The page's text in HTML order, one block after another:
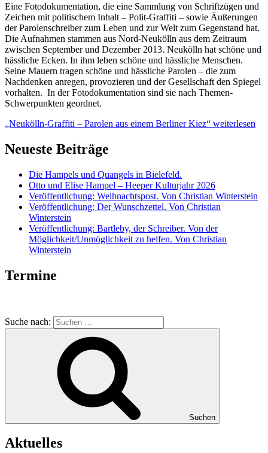
Eine Fotodokumentation, die eine Sammlung von Schriftzügen und
Zeichen mit politischem Inhalt – Polit-Graffiti – sowie Äußerungen
der Parolenschreiber zum Leben und zur Welt zum Gegenstand hat.
Die Aufnahmen stammen aus Nord-Neukölln aus dem Zeitraum
zwischen September und Dezember 2013. Neukölln hat schöne und
hässliche Ecken. In ihm leben schöne und hässliche Menschen.
Seine Mauern tragen schöne und hässliche Parolen – die zum
Nachdenken anregen, provozieren und der Gesellschaft den Spiegel
vorhalten. In der Fotodokumentation sind sie nach Themen-
Schwerpunkten geordnet.
„Neukölln-Graffiti – Parolen aus einem Berliner Kiez“ weiterlesen
Neueste Beiträge
Die Hampels und Quangels in Bielefeld.
Otto und Elise Hampel – Heeper Kulturjahr 2026
Veröffentlichung: Weihnachtspost. Von Christian Winterstein
Veröffentlichung: Der Wunschzettel. Von Christian
Winterstein
Veröffentlichung: Bartleby, der Schreiber. Von der
Möglichkeit/Unmöglichkeit zu helfen. Von Christian
Winterstein
Termine
Suche nach:
Suchen
Aktuelles